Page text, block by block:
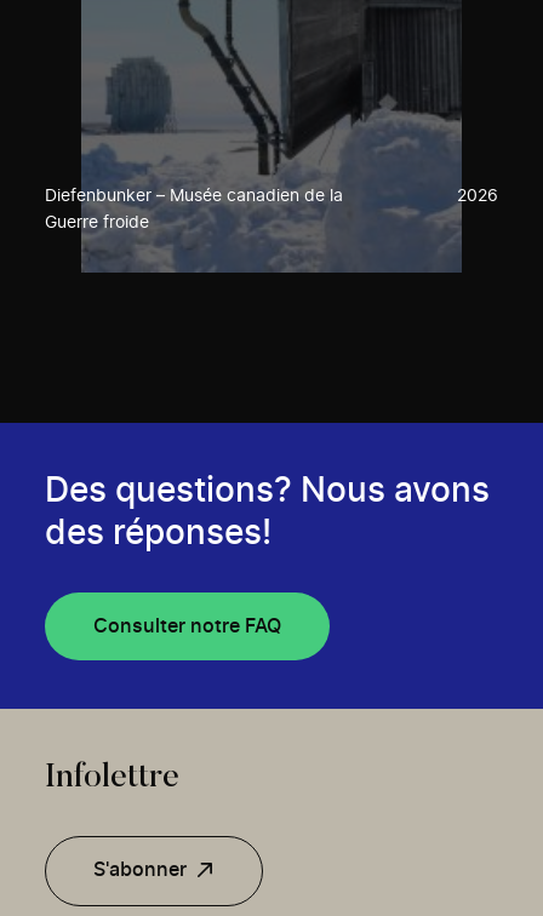
Diefenbunker – Musée canadien de la
Guerre froide
2026
Des questions? Nous avons
des réponses!
Consulter notre FAQ
Infolettre
S'abonner